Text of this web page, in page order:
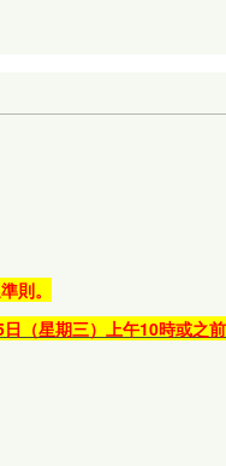
則。
日 （星期三）上午10時或之前